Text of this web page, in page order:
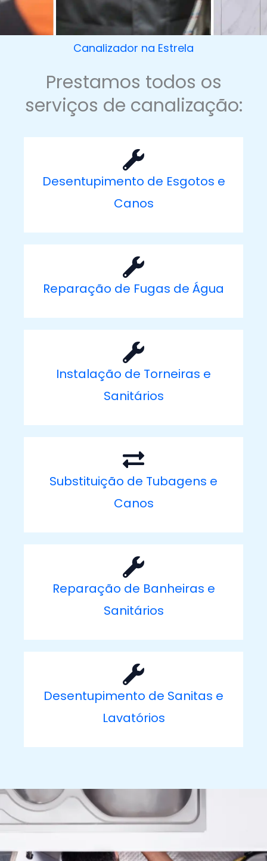
Canalizador na Estrela
Prestamos todos os
serviços de canalização:
Desentupimento de Esgotos e
Canos
Reparação de Fugas de Água
Instalação de Torneiras e
Sanitários
Substituição de Tubagens e
Canos
Reparação de Banheiras e
Sanitários
Desentupimento de Sanitas e
Lavatórios